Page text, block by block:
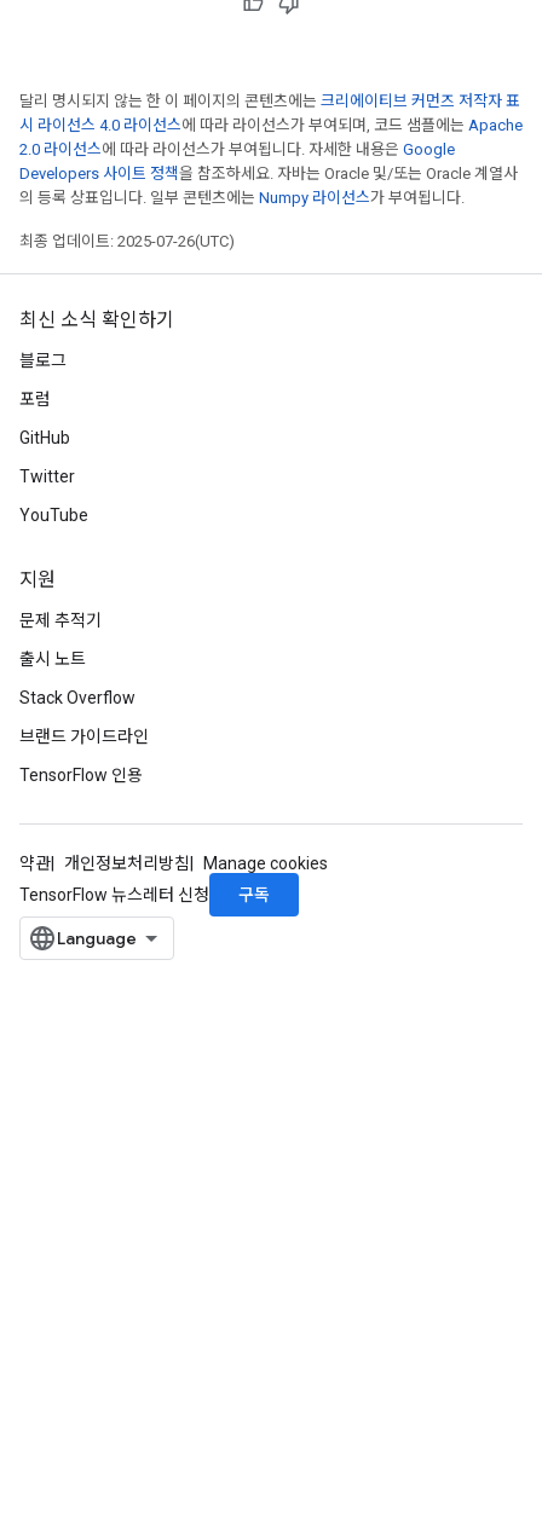
달리 명시되지 않는 한 이 페이지의 콘텐츠에는 크리에이티브 커먼즈 저작자 표
시 라이선스 4.0 라이선스에 따라 라이선스가 부여되며, 코드 샘플에는 Apache
2.0 라이선스에 따라 라이선스가 부여됩니다. 자세한 내용은 Google
Developers 사이트 정책을 참조하세요. 자바는 Oracle 및/또는 Oracle 계열사
의 등록 상표입니다. 일부 콘텐츠에는 Numpy 라이선스가 부여됩니다.
최종 업데이트: 2025-07-26(UTC)
최신 소식 확인하기
블로그
포럼
GitHub
Twitter
YouTube
지원
문제 추적기
출시 노트
Stack Overflow
브랜드 가이드라인
TensorFlow 인용
약관 개인정보처리방침
Manage cookies
TensorFlow 뉴스레터 신청
구독